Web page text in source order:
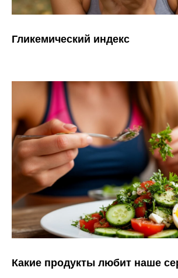
Гликемический индекс
Какие продукты любит наше